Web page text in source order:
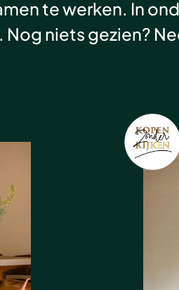
te werken. In
niets gezien?